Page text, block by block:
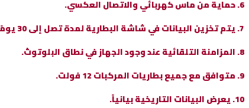
6. حماية من ماس كهربائي والاتصال العكسي.
7. يتم تخزين البيانات في شاشة البطارية لمدة تصل إلى 30 يومًا في حالة عدم المزامنة.
8. المزامنة التلقائية عند وجود الجهاز في نطاق البلوتوث.
9. متوافق مع جميع بطاريات المركبات 12 فولت.
10. يعرض البيانات التاريخية بيانياً.